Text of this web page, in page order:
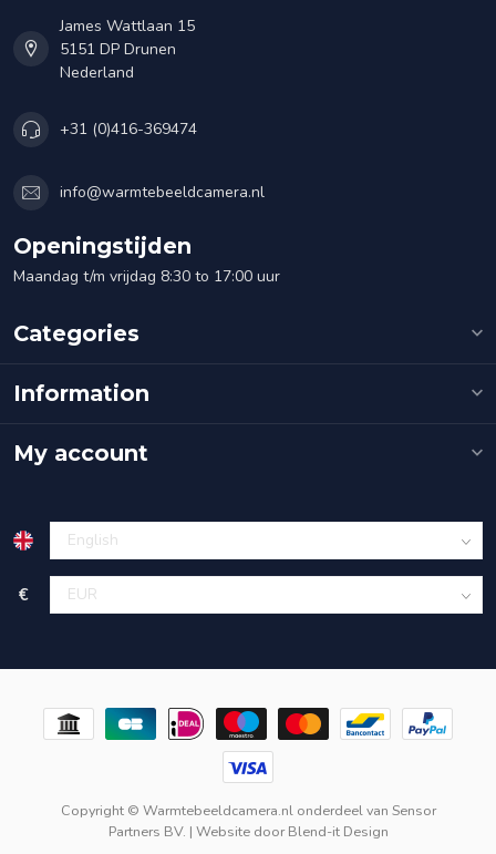
James Wattlaan 15
5151 DP Drunen
Nederland
+31 (0)416-369474
info@warmtebeeldcamera.nl
Openingstijden
Maandag t/m vrijdag 8:30 to 17:00 uur
Categories
Information
My account
€
Copyright © Warmtebeeldcamera.nl onderdeel van Sensor
Partners BV. | Website doorBlend-it Design